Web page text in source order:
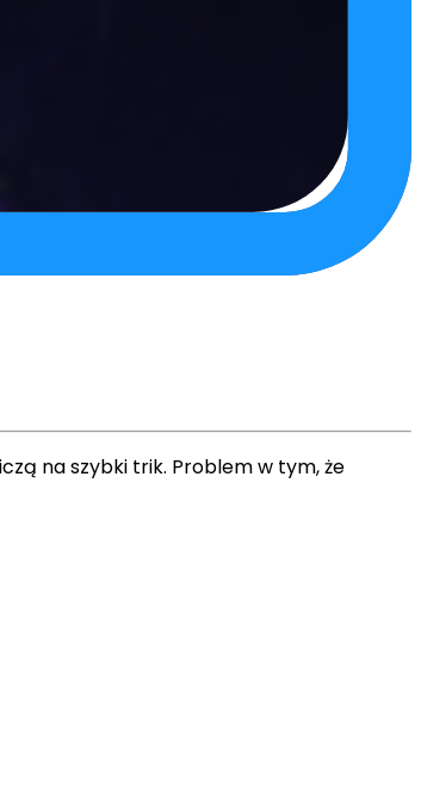
na szybki trik. Problem w tym, że